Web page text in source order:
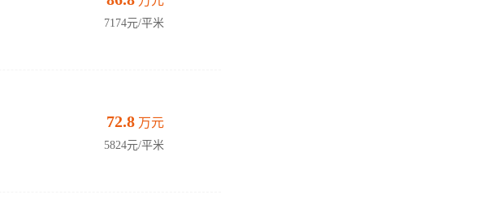
7174元/平米
72.8 万元
5824元/平米